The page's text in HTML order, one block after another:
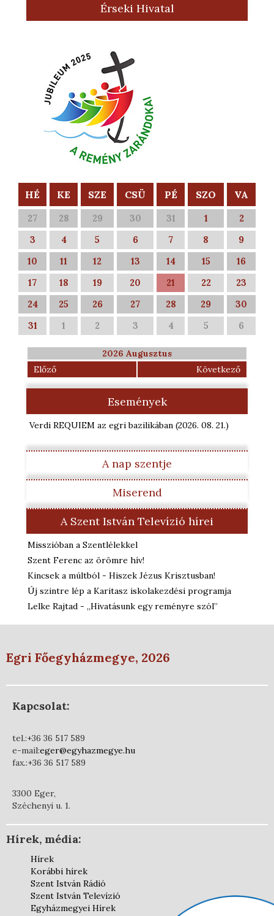
Érseki Hivatal
HÉ KE SZE CSÜ PÉ SZO VA
27 28 29 30 31 1
2
3
4 5 6 7 8
9
10
11 12 13 14 15
16
17
18 19 20 21 22
23
24
25 26 27 28 29
30
31
1 2 3 4 5 6
2026 Augusztus
Előző
Következő
Események
Verdi REQUIEM az egri bazilikában (2026. 08. 21.)
A nap szentje
Miserend
A Szent István Televízió hírei
Misszióban a Szentlélekkel
Szent Ferenc az örömre hív!
Kincsek a múltból - Hiszek Jézus Krisztusban!
Új szintre lép a Karitasz iskolakezdési programja
Lelke Rajtad - „Hivatásunk egy reményre szól”
Egri Főegyházmegye, 2026
Kapcsolat:
tel.:+36 36 517 589
e-mail:eger@egyhazmegye.hu
fax.:+36 36 517 589
3300 Eger,
Széchenyi u. 1.
Hírek, média:
Hírek
Korábbi hírek
Szent István Rádió
Szent István Televízió
Egyházmegyei Hírek